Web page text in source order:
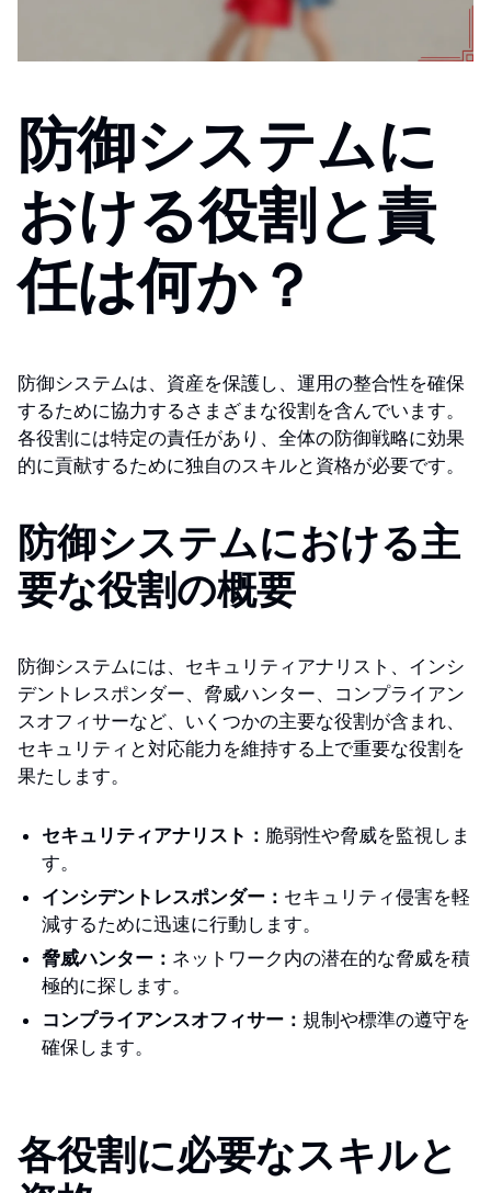
防御システムに
おける役割と責
任は何か？
防御システムは、資産を保護し、運用の整合性を確保
するために協力するさまざまな役割を含んでいます。
各役割には特定の責任があり、全体の防御戦略に効果
的に貢献するために独自のスキルと資格が必要です。
防御システムにおける主
要な役割の概要
防御システムには、セキュリティアナリスト、インシ
デントレスポンダー、脅威ハンター、コンプライアン
スオフィサーなど、いくつかの主要な役割が含まれ、
セキュリティと対応能力を維持する上で重要な役割を
果たします。
セキュリティアナリスト： 脆弱性や脅威を監視しま
す。
インシデントレスポンダー： セキュリティ侵害を軽
減するために迅速に行動します。
脅威ハンター： ネットワーク内の潜在的な脅威を積
極的に探します。
コンプライアンスオフィサー： 規制や標準の遵守を
確保します。
各役割に必要なスキルと